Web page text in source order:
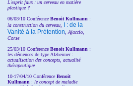
L'esprit faux : un cerveau en matière
plastique ?
06/03/10 Conférence Benoit Kullmann :
la construction du cerveau,
I : de la
Vanité à la Prétention , Ajaccio,
Corse
25/03/10 Conférence Benoit Kullmann :
les démences de type Alzheimer :
actualisation des concepts, actualité
thérapeutique
10-17/04/10 Conférence Benoit
Kullmann : le concept de maladie